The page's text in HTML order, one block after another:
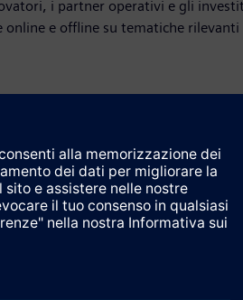
i partner operativi e gli
e offline su tematiche